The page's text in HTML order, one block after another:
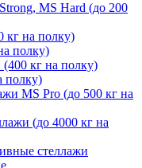
MS Hard (до 200
кг на полку)
полку)
кг на полку)
полку)
MS Pro (до 500 кг на
(до 4000 кг на
стеллажи